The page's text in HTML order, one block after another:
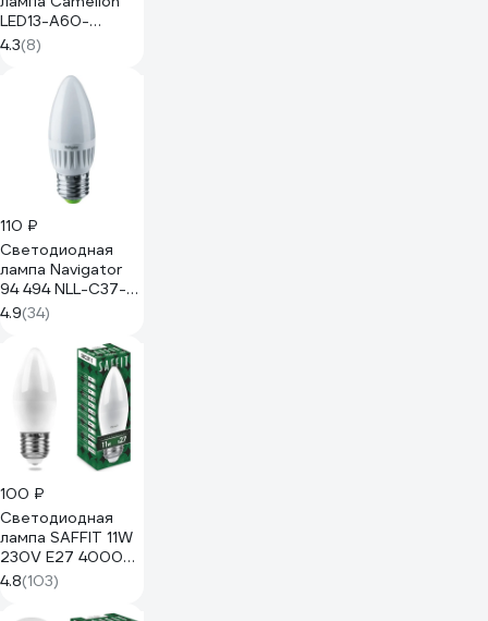
LED13-A60-
D/845/E27 со
ступенчатым
изменением
яркости 13Вт
4.3(8)
110 ₽
Светодиодная
лампа Navigator
94 494 NLL-C37-7-
230-4K-E27-FR
94494
4.9(34)
100 ₽
Светодиодная
лампа SAFFIT 11W
230V E27 4000K,
SBC3711 55135
4.8(103)